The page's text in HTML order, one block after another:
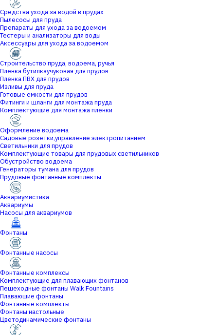
Средства ухода за водой в прудах
Пылесосы для пруда
Препараты для ухода за водоемом
Тестеры и анализаторы для воды
Аксессуары для ухода за водоемом
Строительство пруда, водоема, ручья
Пленка бутилкаучуковая для прудов
Пленка ПВХ для прудов
Изливы для пруда
Готовые емкости для прудов
Фитинги и шланги для монтажа пруда
Комплектующие для монтажа пленки
Оформление водоема
Садовые розетки,управление электропитанием
Светильники для прудов
Комплектующие товары для прудовых светильников
Обустройство водоема
Генераторы тумана для прудов
Прудовые фонтанные комплекты
Аквариумистика
Аквариумы
Насосы для аквариумов
Фонтаны
Фонтанные насосы
Фонтанные комплексы
Комплектующие для плавающих фонтанов
Пешеходные фонтаны Walk Fountains
Плавающие фонтаны
Фонтанные комплекты
Фонтаны настольные
Цветодинамические фонтаны